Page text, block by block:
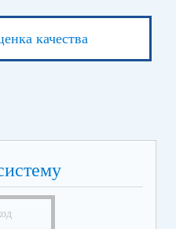
качества